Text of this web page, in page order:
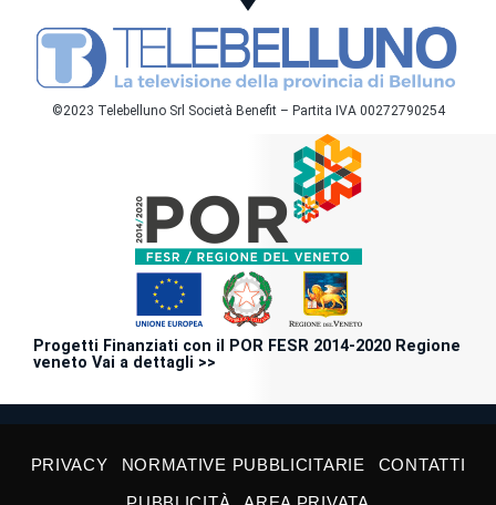
©2023 Telebelluno Srl Società Benefit – Partita IVA 00272790254
Progetti Finanziati con il POR FESR 2014-2020 Regione
veneto Vai a dettagli >>
PRIVACY NORMATIVE PUBBLICITARIE
CONTATTI